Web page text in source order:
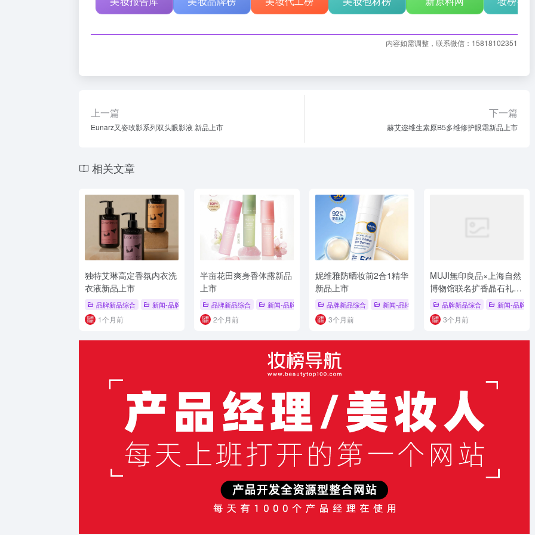
内容如需调整，联系微信：15818102351
上一篇
Eunarz又姿玫影系列双头眼影液 新品上市
下一篇
赫艾迩维生素原B5多维修护眼霜新品上市
相关文章
独特艾琳高定香氛内衣洗
衣液新品上市
品牌新品综合 新闻-品牌新品 # 去血渍 # 病毒防护 # 高端私护
1个月前
半亩花田爽身香体露新品
上市
品牌新品综合 新闻-品牌新品 # 随身香水管 # 半亩花田 # 品牌新品
2个月前
妮维雅防晒妆前2合1精华
新品上市
品牌新品综合 新闻-品牌新品 # 防晒新品 # 新品上市 # 防晒
3个月前
MUJI無印良品×上海自然
博物馆联名扩香晶石礼盒
新品上市
品牌新品综合 新闻-品牌新
3个月前